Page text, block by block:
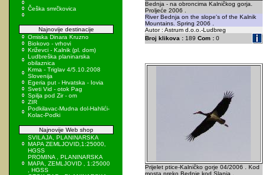
Češka smrčkovica
Najnovije destinacije
Omiska Dinara Kruzno
Biokovo - vrhovi
Križevci - Kalnik (pl. dom)
Ludbreška planinarska
obilaznica
Krma - Triglav 4/5.10.2008
Slovenija
Egeria put - Hrvatska - Iovia
Sveti Vid - otok Pag
Spilja pod Zir - om
ZIR
Podkilavac-Mudna dol-Hahlići-
Kolac-Podki
Najnovije Web shop
SVILAJA, PLANINARSKA
MAPA ZEMLJOVID,1:25000,
HGSS
PROMINA , PLANINARSKA
MAPA, ZEMLJOVID , 1:25000
, HGSS
Bednja - na obroncima Kalničkog gorja.
Proljeće 2006 .
River Bednja on the slope's of the Kalnik
Mountains. Spring 2006 .
Autor : Astrum d.o.o.-Ludbreg
Broj klikova :189 Com :0
Prijelet ptice-Kalničko gorje 04/2006 . Kod
mosta preko Bednje kod Slanja .